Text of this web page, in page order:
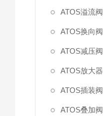
ATOS溢流阀
ATOS换向阀
ATOS减压阀
ATOS放大器
ATOS插装阀
ATOS叠加阀